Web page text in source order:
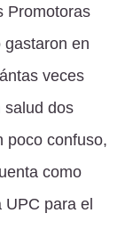
Promotoras
en
veces
salud dos
poco confuso,
como
UPC para el